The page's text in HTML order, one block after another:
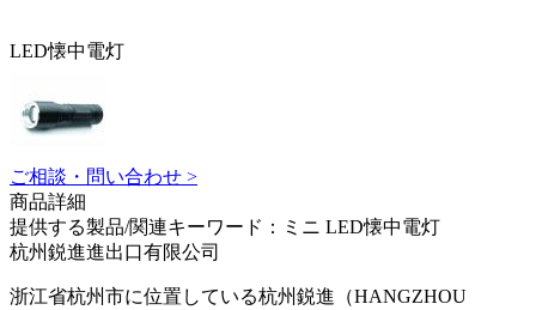
LED懐中電灯
ご相談・問い合わせ >
商品詳細
提供する製品/関連キーワード：ミニ LED懐中電灯
杭州鋭進進出口有限公司
浙江省杭州市に位置している杭州鋭進（HANGZHOU